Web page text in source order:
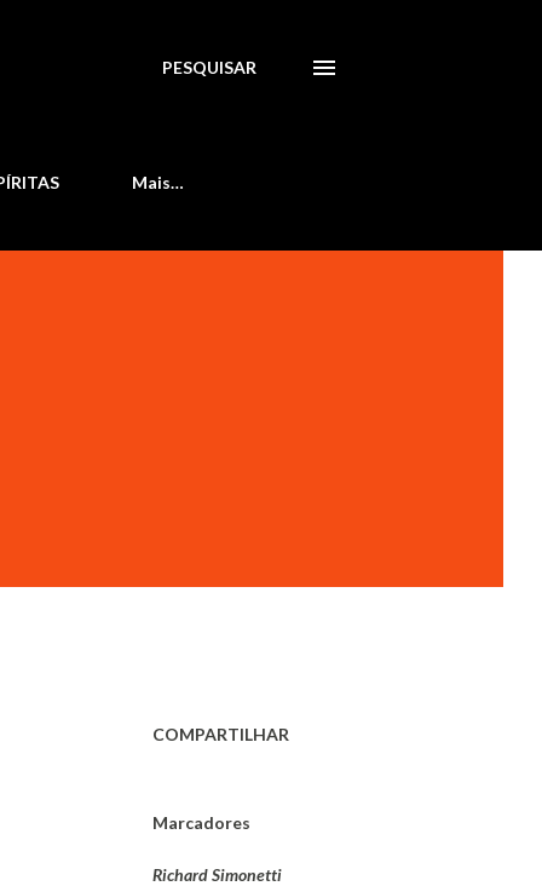
PESQUISAR
Mais…
COMPARTILHAR
Marcadores
Richard Simonetti